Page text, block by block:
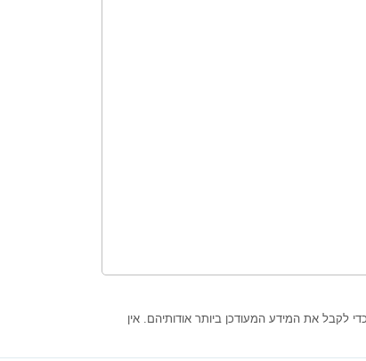
לקבל את המידע המעודכן ביותר אודותיהם. אין